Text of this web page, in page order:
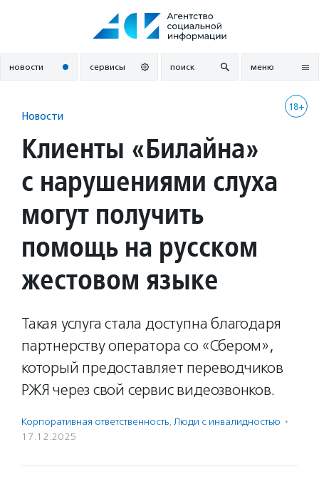
новости сервисы поиск меню
18+
Новости
Клиенты «Билайна»
с нарушениями слуха
могут получить
помощь на русском
жестовом языке
Такая услуга стала доступна благодаря
партнерству оператора со «Сбером»,
который предоставляет переводчиков
РЖЯ через свой сервис видеозвонков.
Корпоративная ответственность, Люди с инвалидностью ·
17.12.2025